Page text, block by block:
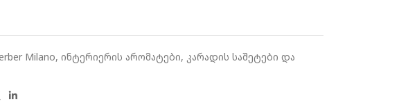
Milano, ინტერიერის არომატები, კარადის საშეტები და